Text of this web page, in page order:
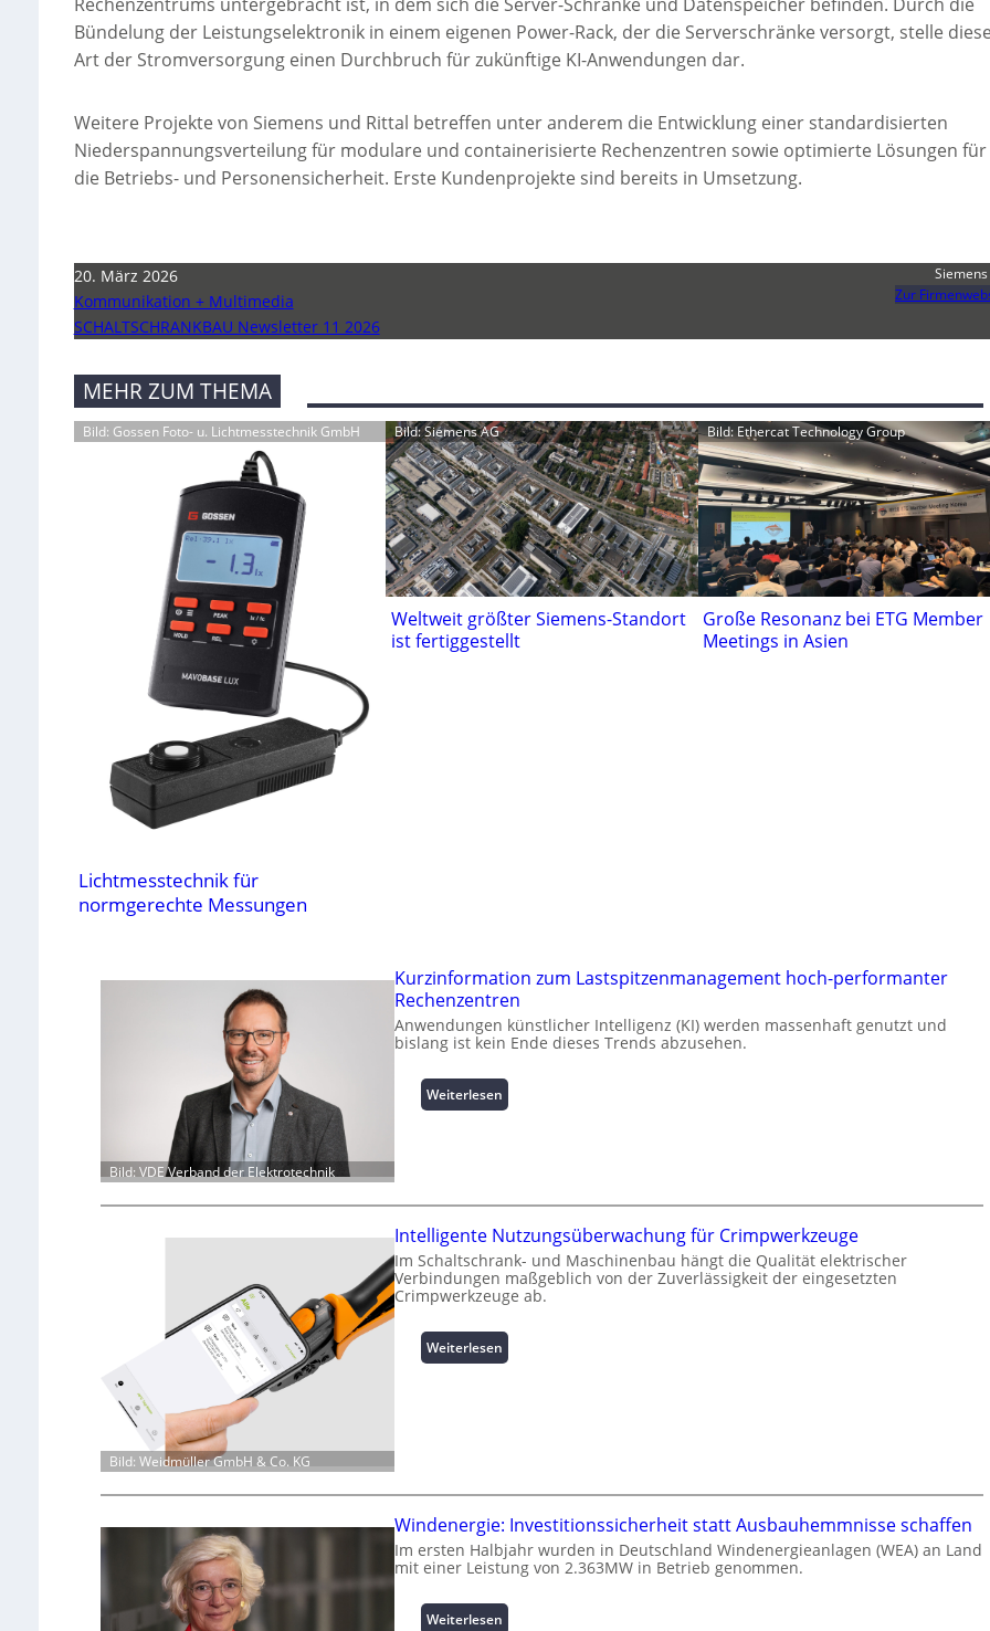
Bündelung der Leistungselektronik in einem eigenen Power-Rack, der die Serverschränke versorgt, stelle diese
Art der Stromversorgung einen Durchbruch für zukünftige KI-Anwendungen dar.
Weitere Projekte von Siemens und Rittal betreffen unter anderem die Entwicklung einer standardisierten
Niederspannungsverteilung für modulare und containerisierte Rechenzentren sowie optimierte Lösungen für
die Betriebs- und Personensicherheit. Erste Kundenprojekte sind bereits in Umsetzung.
20. März 2026
Kommunikation + Multimedia
SCHALTSCHRANKBAU Newsletter 11 2026
Siemens
Zur
MEHR ZUM THEMA
Bild: Gossen Foto- u. Lichtmesstechnik GmbH
Lichtmesstechnik für
normgerechte Messungen
Bild: Siemens AG
Weltweit größter Siemens-Standort
ist fertiggestellt
Bild: Ethercat Technology Group
Große Resonanz bei ETG Member
Meetings in Asien
Bild: VDE Verband der Elektrotechnik
Kurzinformation zum Lastspitzenmanagement hoch-performanter
Rechenzentren
Anwendungen künstlicher Intelligenz (KI) werden massenhaft genutzt und
bislang ist kein Ende dieses Trends abzusehen.
Weiterlesen
K
f
o
r
m
i
L
s
t
s
Bild: Weidmüller GmbH & Co. KG
Intelligente Nutzungsüberwachung für Crimpwerkzeuge
Im Schaltschrank- und Maschinenbau hängt die Qualität elektrischer
Verbindungen maßgeblich von der Zuverlässigkeit der eingesetzten
Crimpwerkzeuge ab.
Weiterlesen
I
i
e
n
t
Windenergie: Investitionssicherheit statt Ausbauhemmnisse schaffen
Im ersten Halbjahr wurden in Deutschland Windenergieanlagen (WEA) an Land
mit einer Leistung von 2.363MW in Betrieb genommen.
Weiterlesen